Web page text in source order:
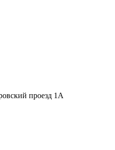
проезд 1А